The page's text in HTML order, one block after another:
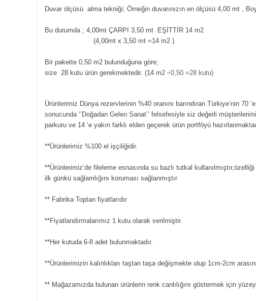
Duvar ölçüsü alma tekniği; Örneğin duvarınızın en ölçüsü 4,00 mt ,
Bu durumda ; 4,00mt ÇARPI 3,50 mt EŞİTTİR 14 m2
(4,00mt x 3,50 mt =14 m2 )
Bir pakette 0,50 m2 bulunduğuna göre;
size 28 kutu ürün gerekmektedir. (14 m2 ÷0,50 =28 kutu)
Ürünlerimiz Dünya rezervlerinin %40 oranını barındıran Türkiye’nin
sonucunda ‘’Doğadan Gelen Sanat’’ felsefesiyle siz değerli
parkuru ve 14 ‘e yakın farklı elden geçerek ürün portföyü
**Ürünlerimiz %100 el işçiliğidir.
**Ürünlerimiz’de fileleme esnasında su bazlı tutkal
ilk günkü sağlamlığını koruması sağlanmıştır
** Fabrika Toptan fiyatlarıdır
**Fiyatlandırmalarımız 1 kutu olarak verilmiştir.
**Her kutuda 6-8 adet bulunmaktadır.
**Ürünlerimizin kalınlıkları taştan taşa değişmekte olup 1cm-2cm
** Mağazamızda bulunan ürünlerin renk canlılığını göstermek için